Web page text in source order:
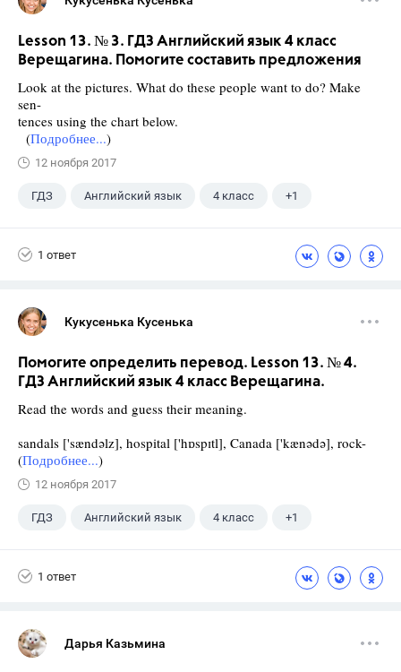
Lesson 13. № 3. ГДЗ Английский язык 4 класс
Верещагина. Помогите составить предложения
Look at the pictures. What do these people want to do? Make
sen-
tences using the chart below.
(Подробнее...)
12 ноября 2017
ГДЗ Английский язык 4 класс +1
1 ответ
Кукусенька Кусенька
Помогите определить перевод. Lesson 13. № 4.
ГДЗ Английский язык 4 класс Верещагина.
Read the words and guess their meaning.
sandals ['sændəlz], hospital ['hɒspɪtl], Canada ['kænədə], rock-
(Подробнее...)
12 ноября 2017
ГДЗ Английский язык 4 класс +1
1 ответ
Дарья Казьмина